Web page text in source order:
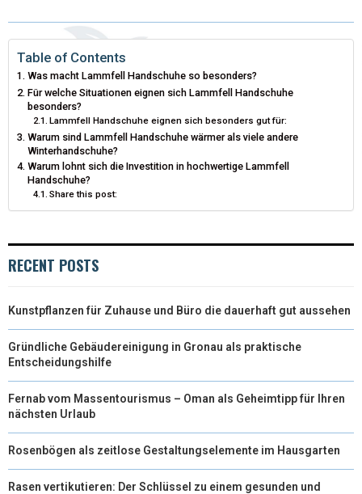
W
T
T
E
R
)
E
O
K
T
R
S
T
K
N
I
Table of Contents
Was macht Lammfell Handschuhe so besonders?
Für welche Situationen eignen sich Lammfell Handschuhe
besonders?
Lammfell Handschuhe eignen sich besonders gut für:
Warum sind Lammfell Handschuhe wärmer als viele andere
Winterhandschuhe?
Warum lohnt sich die Investition in hochwertige Lammfell
Handschuhe?
Share this post:
RECENT POSTS
Kunstpflanzen für Zuhause und Büro die dauerhaft gut aussehen
Gründliche Gebäudereinigung in Gronau als praktische
Entscheidungshilfe
Fernab vom Massentourismus – Oman als Geheimtipp für Ihren
nächsten Urlaub
Rosenbögen als zeitlose Gestaltungselemente im Hausgarten
Rasen vertikutieren: Der Schlüssel zu einem gesunden und